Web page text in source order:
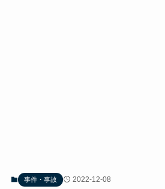
事件・事故 2022-12-08